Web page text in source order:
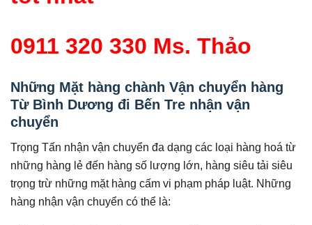
0911 320 330 Ms. Thảo
Những Mặt hàng chành Vận chuyển hàng
Từ Bình Dương đi Bến Tre nhận vận
chuyển
Trọng Tấn nhận vận chuyển đa dạng các loại hàng hoá từ
những hàng lẻ đến hàng số lượng lớn, hàng siêu tải siêu
trọng trừ những mặt hàng cấm vi phạm pháp luật. Những
hàng nhận vận chuyển có thể là: